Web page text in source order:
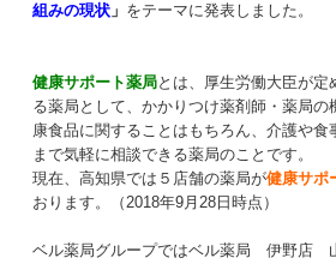
組みの現状 」 をテーマに発表しました。
健康サポート薬局とは、厚生労働大臣が
る薬局として、かかりつけ薬剤師・薬局の
康食品に関することはもちろん、介護や食
まで気軽に相談できる薬局のことです。
現在、高知県では５店舗の薬局が健康サポ
おります。（2018年9月28日時点）
ベル薬局グループではベル薬局 伊野店